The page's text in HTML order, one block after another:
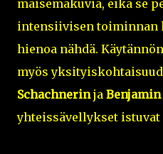
maisemakuvia, eikä se
intensiivisen toiminnan
hienoa nähdä.
myös
Schachnerinja
yhteissävellykset